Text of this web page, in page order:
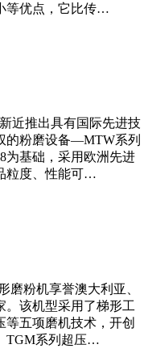
等优点，它比传…
近推出具有国际先进技
的粉磨设备—MTW系列
为基础，采用欧洲先进
粒度、性能可…
磨粉机享誉澳大利亚、
。该机型采用了梯形工
五项磨机技术，开创
TGM系列超压…